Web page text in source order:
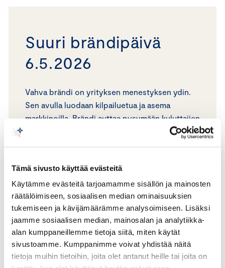
Tämä sivusto käyttää evästeitä
Käytämme evästeitä tarjoamamme sisällön ja mainosten
räätälöimiseen, sosiaalisen median ominaisuuksien
tukemiseen ja kävijämäärämme analysoimiseen. Lisäksi
jaamme sosiaalisen median, mainosalan ja analytiikka-
alan kumppaneillemme tietoja siitä, miten käytät
sivustoamme. Kumppanimme voivat yhdistää näitä
tietoja muihin tietoihin, joita olet antanut heille tai joita on
Suuri brändipäivä
6.5.2026
Vahva brändi on yrityksen menestyksen ydin.
Sen avulla luodaan kilpailuetua ja asema
markkinoilla. Brändi auttaa pysymään kuluttajien
mielissä. Kaikki menestyvät yritykset Suomessa
Keskuskauppakamarin Suuri brändipäivä kokoaa
yhteen brändi-, markkinointi- ja IPR-
ammattilaiset. Päivän tarkoituksena on
kasvattaa tietoisuutta brändin suojaamisen
tärkeydestä ja merkityksestä yrityksen
menestyksen kivijalkana.